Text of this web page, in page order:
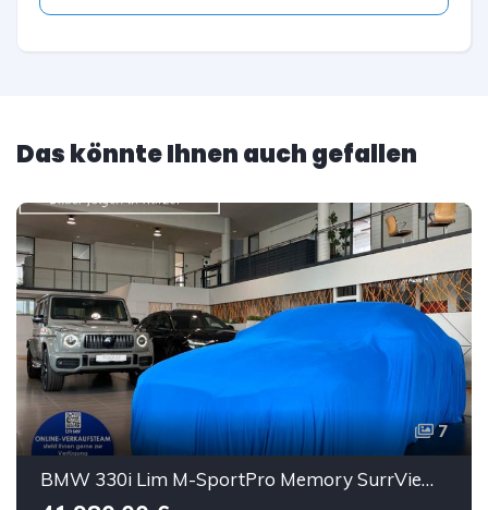
Das könnte Ihnen auch gefallen
7
BMW 330i Lim M-SportPro Memory SurrView HUD eGSD ACC